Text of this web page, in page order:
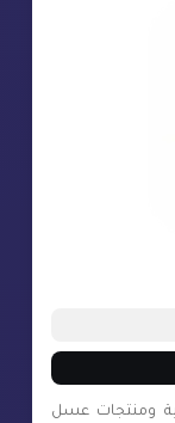
ومنتجات عسل